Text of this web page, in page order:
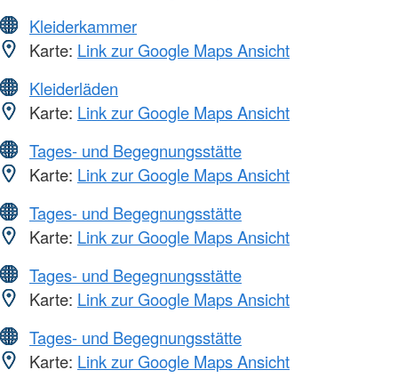
Kleiderkammer
Karte: Link zur Google Maps Ansicht
Kleiderläden
Karte: Link zur Google Maps Ansicht
Tages- und Begegnungsstätte
Karte: Link zur Google Maps Ansicht
Tages- und Begegnungsstätte
Karte: Link zur Google Maps Ansicht
Tages- und Begegnungsstätte
Karte: Link zur Google Maps Ansicht
Tages- und Begegnungsstätte
Karte: Link zur Google Maps Ansicht